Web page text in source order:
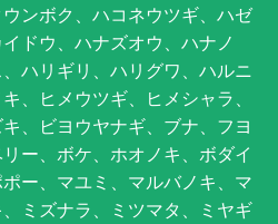
ンボク、ハコネウツギ、ハゼ
ドウ、ハナズオウ、ハナノ
ハリギリ、ハリグワ、ハルニ
、ヒメウツギ、ヒメシャラ、
、ビヨウヤナギ、ブナ、フヨ
ー、ボケ、ホオノキ、ボダイ
ー、マユミ、マルバノキ、マ
ミズナラ、ミツマタ、ミヤギ